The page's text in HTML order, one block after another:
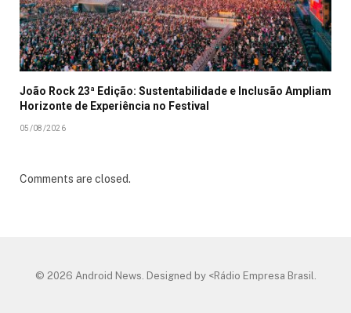
João Rock 23ª Edição: Sustentabilidade e Inclusão Ampliam
Horizonte de Experiência no Festival
05/08/2026
Comments are closed.
© 2026 Android News. Designed by <Rádio Empresa Brasil.